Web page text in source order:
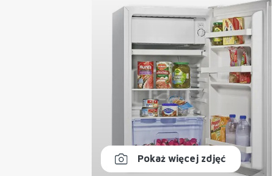
Pokaż więcej zdjęć